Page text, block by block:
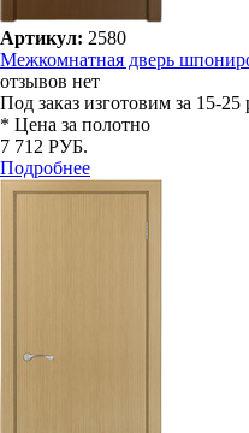
Артикул: 2580
Межкомнатная дверь
отзывов нет
Под заказ изготовим за 15-25
* Цена за полотно
7 712 РУБ.
Подробнее